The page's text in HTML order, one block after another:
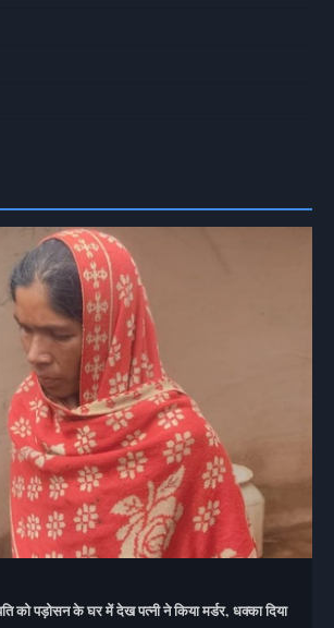
पड़ोसन के घर में देख पत्नी ने किया मर्डर, धक्का दिया